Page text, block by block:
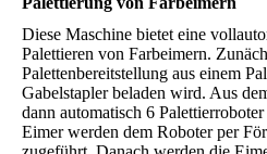
Diese Maschine bietet eine
Palettieren von Farbeimern.
Palettenbereitstellung aus einem
Gabelstapler beladen wird. Aus
dann automatisch 6
Eimer werden dem Roboter per